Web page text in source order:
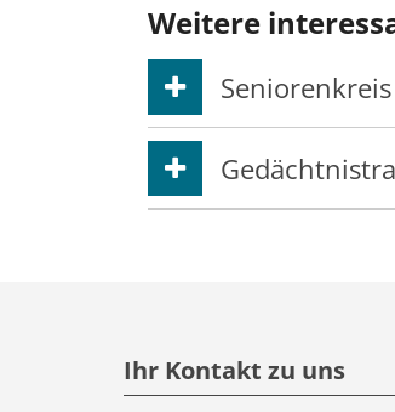
Weitere
Ihr Kontakt zu uns